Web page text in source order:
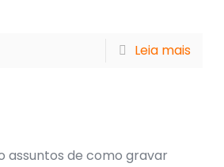
Leia mais
assuntos de como gravar